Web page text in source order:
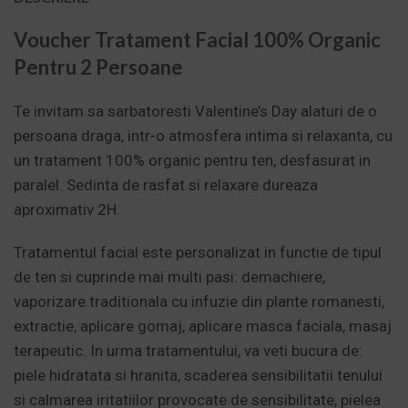
Voucher Tratament Facial 100% Organic
Pentru 2 Persoane
Te invitam sa sarbatoresti Valentine’s Day alaturi de o
persoana draga, intr-o atmosfera intima si relaxanta, cu
un tratament 100% organic pentru ten, desfasurat in
paralel. Sedinta de rasfat si relaxare dureaza
aproximativ 2H.
Tratamentul facial este personalizat in functie de tipul
de ten si cuprinde mai multi pasi: demachiere,
vaporizare traditionala cu infuzie din plante romanesti,
extractie, aplicare gomaj, aplicare masca faciala, masaj
terapeutic. In urma tratamentului, va veti bucura de:
piele hidratata si hranita, scaderea sensibilitatii tenului
si calmarea iritatiilor provocate de sensibilitate, pielea